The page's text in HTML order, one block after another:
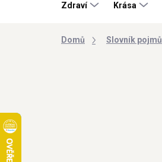
Zdraví Krása
Domů Slovník pojmů